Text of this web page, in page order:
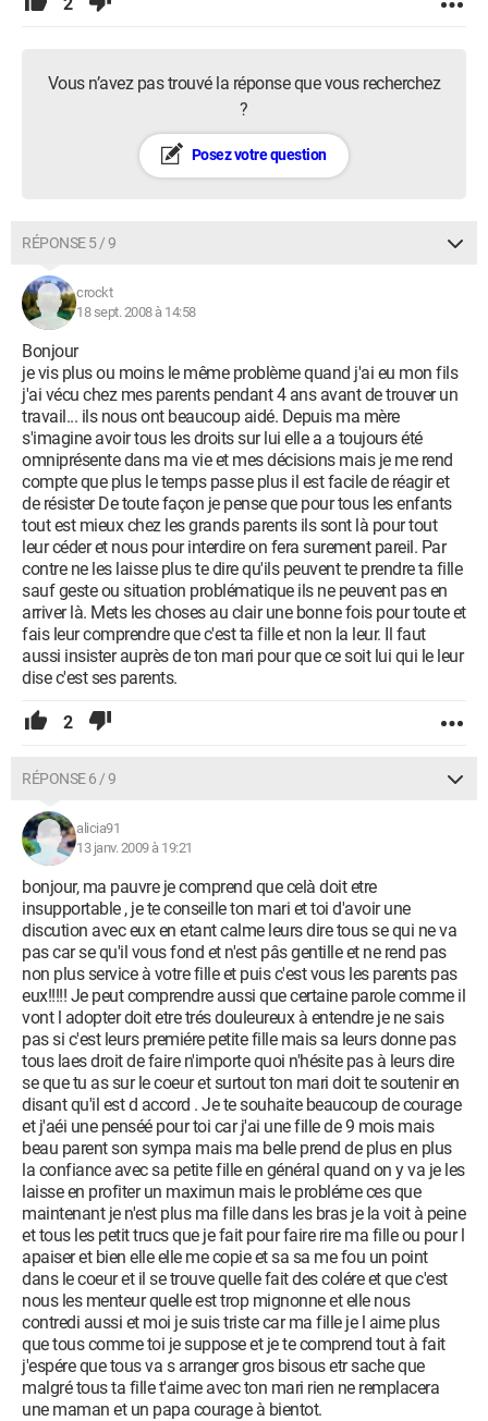
Vous n’avez pas trouvé la réponse que vous recherchez
?
Posez votre question
RÉPONSE 5 / 9
crockt
18 sept. 2008 à 14:58
Bonjour
je vis plus ou moins le même problème quand j'ai eu mon fils
j'ai vécu chez mes parents pendant 4 ans avant de trouver un
travail... ils nous ont beaucoup aidé. Depuis ma mère
s'imagine avoir tous les droits sur lui elle a a toujours été
omniprésente dans ma vie et mes décisions mais je me rend
compte que plus le temps passe plus il est facile de réagir et
de résister De toute façon je pense que pour tous les enfants
tout est mieux chez les grands parents ils sont là pour tout
leur céder et nous pour interdire on fera surement pareil. Par
contre ne les laisse plus te dire qu'ils peuvent te prendre ta fille
sauf geste ou situation problématique ils ne peuvent pas en
arriver là. Mets les choses au clair une bonne fois pour toute et
fais leur comprendre que c'est ta fille et non la leur. Il faut
aussi insister auprès de ton mari pour que ce soit lui qui le leur
dise c'est ses parents.
2
RÉPONSE 6 / 9
alicia91
13 janv. 2009 à 19:21
bonjour, ma pauvre je comprend que celà doit etre
insupportable , je te conseille ton mari et toi d'avoir une
discution avec eux en etant calme leurs dire tous se qui ne va
pas car se qu'il vous fond et n'est pâs gentille et ne rend pas
non plus service à votre fille et puis c'est vous les parents pas
eux!!!!! Je peut comprendre aussi que certaine parole comme il
vont l adopter doit etre trés douleureux à entendre je ne sais
pas si c'est leurs premiére petite fille mais sa leurs donne pas
tous laes droit de faire n'importe quoi n'hésite pas à leurs dire
se que tu as sur le coeur et surtout ton mari doit te soutenir en
disant qu'il est d accord . Je te souhaite beaucoup de courage
et j'aéi une penséé pour toi car j'ai une fille de 9 mois mais
beau parent son sympa mais ma belle prend de plus en plus
la confiance avec sa petite fille en général quand on y va je les
laisse en profiter un maximun mais le probléme ces que
maintenant je n'est plus ma fille dans les bras je la voit à peine
et tous les petit trucs que je fait pour faire rire ma fille ou pour l
apaiser et bien elle elle me copie et sa sa me fou un point
dans le coeur et il se trouve quelle fait des colére et que c'est
nous les menteur quelle est trop mignonne et elle nous
contredi aussi et moi je suis triste car ma fille je l aime plus
que tous comme toi je suppose et je te comprend tout à fait
j'espére que tous va s arranger gros bisous etr sache que
malgré tous ta fille t'aime avec ton mari rien ne remplacera
une maman et un papa courage à bientot.